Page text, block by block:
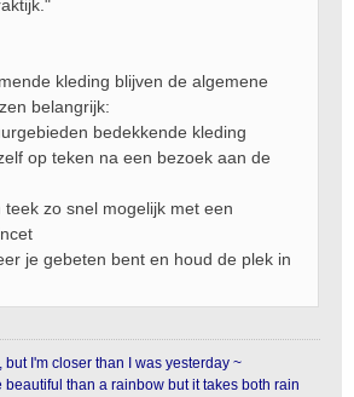
kleding blijven de algemene
belangrijk:
bedekkende kleding
op teken na een bezoek aan de
teek zo snel mogelijk met een
je gebeten bent en houd de plek in
but I'm closer than I was yesterday ~
than a rainbow but it takes both rain